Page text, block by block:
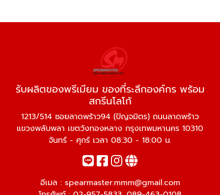
รับผลิตของพรีเมียม ของที่ระลึกองค์กร พร้อม
สกรีนโลโก้
1213/514 ซอยลาดพร้าว94 (ปัญจมิตร) ถนนลาดพร้าว
แขวงพลับพลา เขตวังทองหลาง กรุงเทพมหานคร 10310
จันทร์ - ศุกร์ เวลา 08:30 - 18:00 น.
อีเมล : spearmaster.mmm@gmail.com